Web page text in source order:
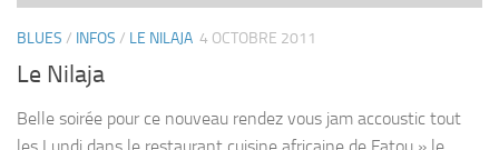
BLUES / INFOS / LE NILAJA 4 OCTOBRE 2011
Le Nilaja
Belle soirée pour ce nouveau rendez vous jam accoustic tout